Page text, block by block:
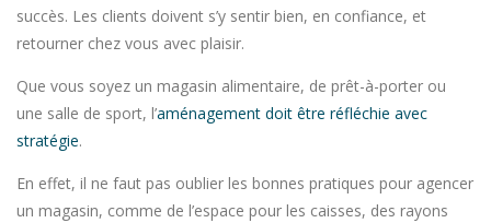
succès. Les clients doivent s’y sentir bien, en confiance, et
retourner chez vous avec plaisir.
Que vous soyez un magasin alimentaire, de prêt-à-porter ou
une salle de sport, l’aménagement doit être réfléchie avec
stratégie.
En effet, il ne faut pas oublier les bonnes pratiques pour agencer
un magasin, comme de l’espace pour les caisses, des rayons